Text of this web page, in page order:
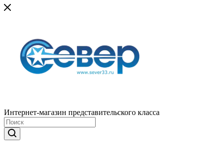
Интернет-магазин представительского класса